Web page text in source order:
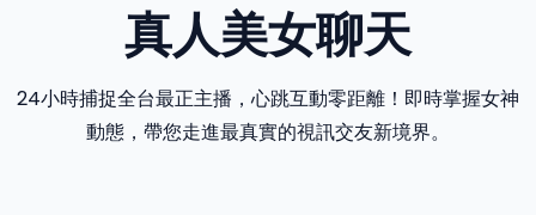
真人美女聊天
24小時捕捉全台最正主播，心跳互動零距離！即時掌握女神
動態，帶您走進最真實的視訊交友新境界。